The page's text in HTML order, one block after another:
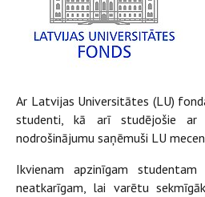
Ar Latvijas Universitātes (LU)
studenti, kā arī studējošie ar
nodrošinājumu saņēmuši LU
Ikvienam apzinīgam
neatkarīgam, lai varētu